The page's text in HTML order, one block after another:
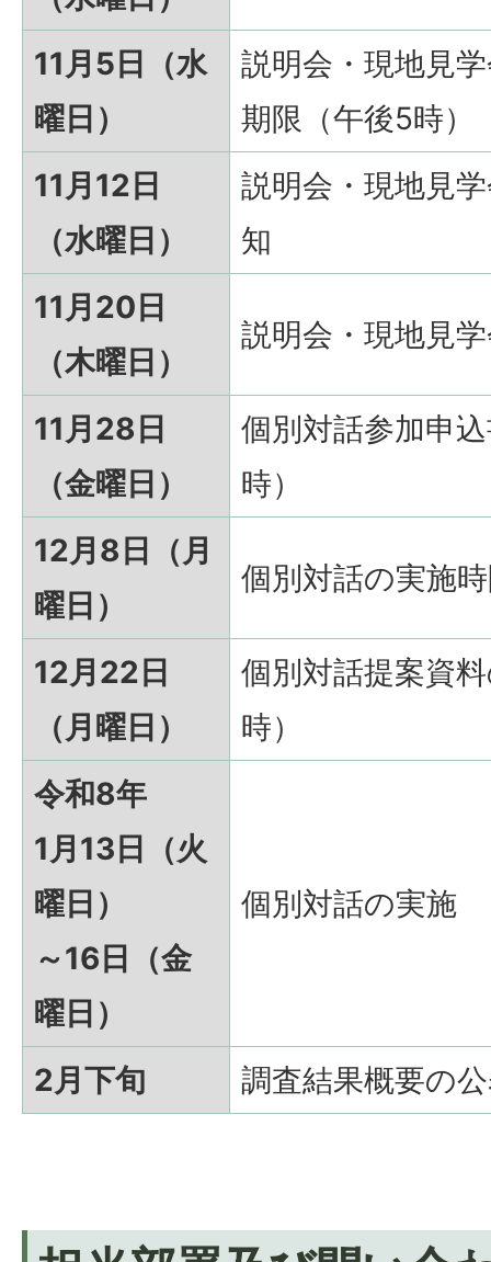
11月5日（水
曜日）
説明会・現地見
期限（午後5時）
11月12日
（水曜日）
説明会・現地見
知
11月20日
（木曜日）
説明会・現地見
11月28日
（金曜日）
個別対話参加申
時）
12月8日（月
曜日）
個別対話の実施
12月22日
（月曜日）
個別対話提案資
時）
令和8年
1月13日（火
曜日）
～16日（金
曜日）
個別対話の実施
2月下旬 調査結果概要の